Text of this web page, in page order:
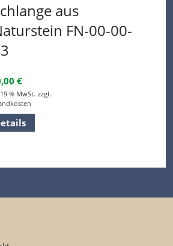
aus
FN-00-00-
€
% MwSt. zzgl.